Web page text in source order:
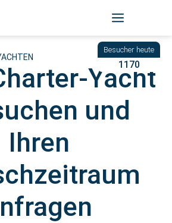
1170
Yacht
und
Ihren